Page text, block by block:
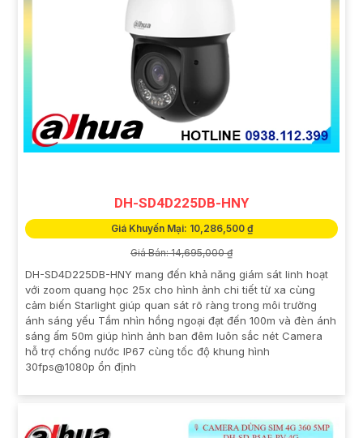
DH-SD4D225DB-HNY
Giá Khuyến Mại: 10,286,500 ₫
Giá Bán: 14,695,000 ₫
DH-SD4D225DB-HNY mang đến khả năng giám sát linh hoạt
với zoom quang học 25x cho hình ảnh chi tiết từ xa cùng
cảm biến Starlight giúp quan sát rõ ràng trong môi trường
ánh sáng yếu Tầm nhìn hồng ngoại đạt đến 100m và đèn ánh
sáng ấm 50m giúp hình ảnh ban đêm luôn sắc nét Camera
hỗ trợ chống nước IP67 cùng tốc độ khung hình
30fps@1080p ổn định